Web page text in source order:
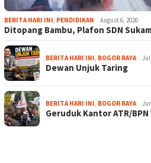
BERITA HARI INI, PENDIDIKAN August 6, 2026
Ditopang Bambu, Plafon SDN
BERITA HARI INI, BOGOR RAYA
Dewan Unjuk Taring
BERITA HARI INI, BOGOR RAYA
Geruduk Kantor ATR/